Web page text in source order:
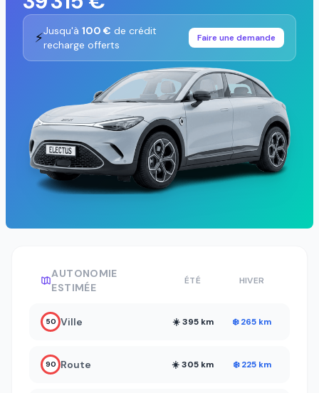
⚡Jusqu'à 100 € de crédit
recharge offerts
Faire une demande
AUTONOMIE
ESTIMÉE
ÉTÉ HIVER
50 Ville ☀️ 395 km ❄️ 265 km
90 Route ☀️ 305 km ❄️ 225 km